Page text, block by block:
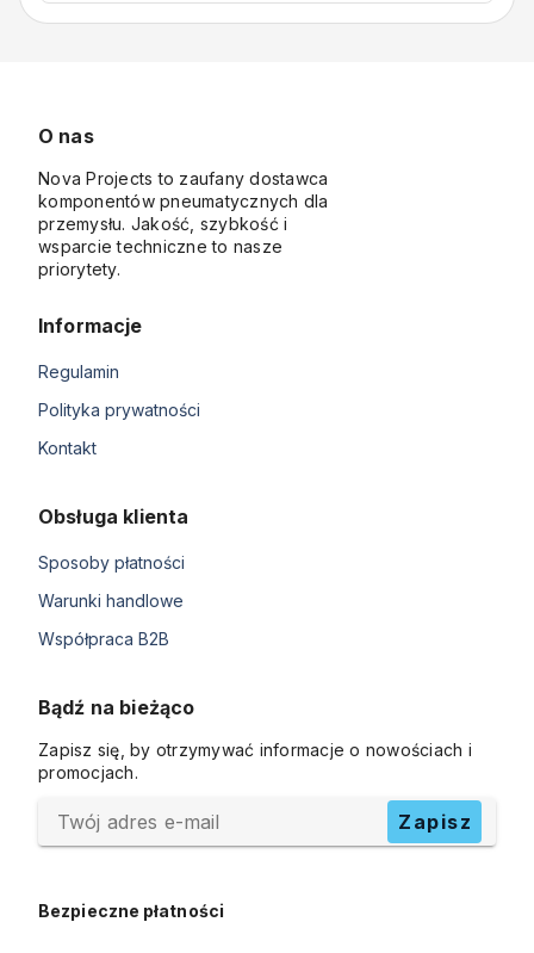
O nas
Nova Projects to zaufany dostawca
komponentów pneumatycznych dla
przemysłu. Jakość, szybkość i
wsparcie techniczne to nasze
priorytety.
Informacje
Regulamin
Polityka prywatności
Kontakt
Obsługa klienta
Sposoby płatności
Warunki handlowe
Współpraca B2B
Bądź na bieżąco
Zapisz się, by otrzymywać informacje o nowościach i
promocjach.
Twój adres e-mail Zapisz
Bezpieczne płatności